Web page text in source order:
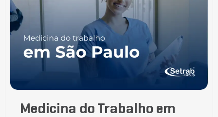
Medicina do Trabalho em